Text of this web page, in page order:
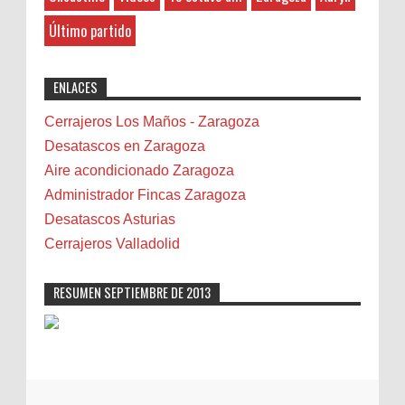
8-27-2025
"Great post! Resources like this are
professional solutions. Highly recommended!"
Belenes
Benalmádena
Bicicletas
Bilbao
Biota
Camareta
Cáncer
Carmela Sauras
Carnavales
Castellón
Cerrajeros
Último partido
ENLACES
Cerrajeros Los Maños - Zaragoza
Desatascos en Zaragoza
Aire acondicionado Zaragoza
Administrador Fincas Zaragoza
Desatascos Asturias
Cerrajeros Valladolid
RESUMEN SEPTIEMBRE DE 2013